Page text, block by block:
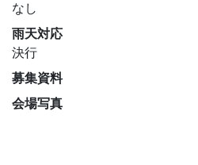
なし
雨天対応
決行
募集資料
会場写真